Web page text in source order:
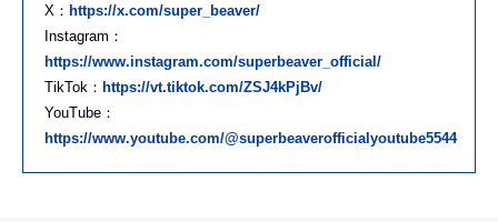
X： https://x.com/super_beaver/
Instagram：
https://www.instagram.com/superbeaver_official/
TikTok： https://vt.tiktok.com/ZSJ4kPjBv/
YouTube：
https://www.youtube.com/@superbeaverofficialyoutube5544